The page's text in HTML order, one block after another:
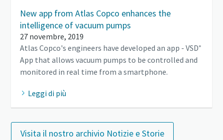
New app from Atlas Copco enhances the
intelligence of vacuum pumps
27 novembre, 2019
Atlas Copco's engineers have developed an app - VSD⁺
App that allows vacuum pumps to be controlled and
monitored in real time from a smartphone.
Leggi di più
Visita il nostro archivio Notizie e Storie